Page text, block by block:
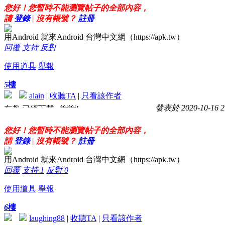
您好！您暫時不能瀏覽帖子的全部內容，
請登錄 | 沒有帳號？ 註冊
用Android 就來Android 台灣中文網（https://apk.tw）
回覆 支持 反對
使用道具 舉報
5樓
alain | 收聽TA | 只看該作者
發表於 2020-10-16
有趣 已經下載...謝謝!
您好！您暫時不能瀏覽帖子的全部內容，
請登錄 | 沒有帳號？ 註冊
用Android 就來Android 台灣中文網（https://apk.tw）
回覆 支持 1 反對0
使用道具 舉報
6樓
laughing88 | 收聽TA | 只看該作者